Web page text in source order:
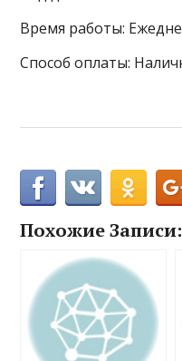
Время работы:
Способ оплаты:
Похожие Записи: